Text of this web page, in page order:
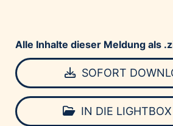
Alle Inhalte dieser Meldung als
SOFORT
IN DIE